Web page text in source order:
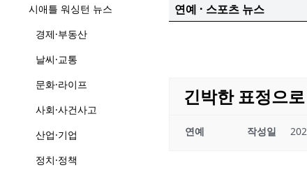
시애틀 워싱턴 뉴스
경제·부동산
날씨·교통
문화·라이프
사회·사건사고
산업·기업
정치·정책
연예 · 스포츠 뉴스
긴박한 표정으
연예 작성일